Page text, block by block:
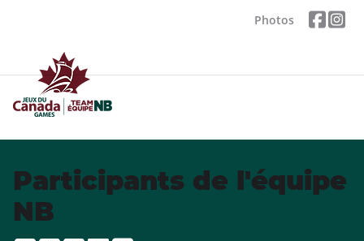
Photos
Participants de l'équipe
NB